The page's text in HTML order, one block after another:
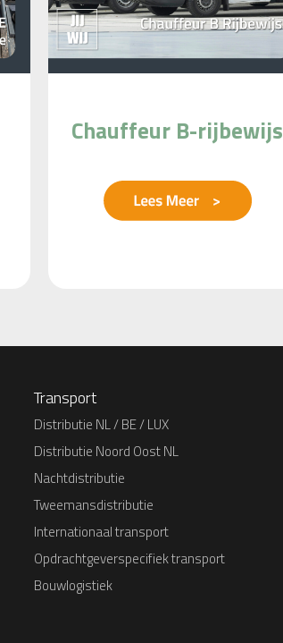
Chauffeur B-rijbewijs
Transport
Distributie NL / BE / LUX
Distributie Noord Oost NL
Nachtdistributie
Tweemansdistributie
Internationaal transport
Opdrachtgeverspecifiek transport
Bouwlogistiek